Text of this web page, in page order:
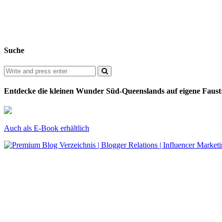
Suche
Entdecke die kleinen Wunder Süd-Queenslands auf eigene
Auch als E-Book erhältlich